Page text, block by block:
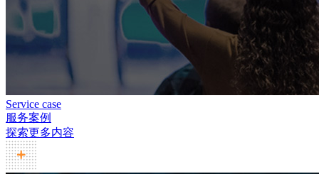
Service case
服务案例
探索更多内容